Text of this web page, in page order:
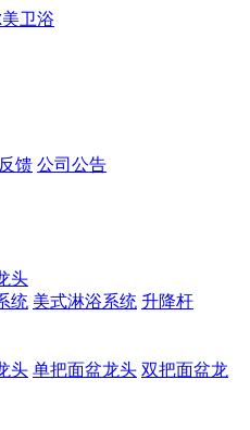
馈 公司公告
头
统 美式淋浴系统 升降杆
头 单把面盆龙头 双把面盆龙